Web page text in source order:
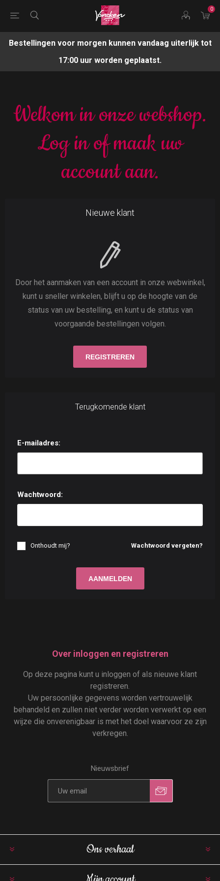
0
Bestellingen voor morgen kunnen vandaag uiterlijk tot
17:00 uur worden geplaatst.
Welkom in onze webshop.
Log in of maak uw
account aan.
Nieuwe klant
Door het aanmaken van een account in onze webwinkel,
kunt u sneller winkelen, blijft u op de hoogte van de
status van uw bestelling, en kunt u de status van
voorgaande bestellingen volgen.
Terugkomende klant
E-mailadres:
Wachtwoord:
Wachtwoord vergeten?
Onthoudt mij?
Over inloggen en registreren
Op deze pagina kunt u inloggen of als nieuwe klant
registreren.
Uw persoonlijke gegevens worden vertrouwelijk
behandeld en zullen niet verder worden verwerkt op een
wijze die onverenigbaar is met het doel waarvoor ze zijn
verkregen.
Nieuwsbrief
Ons verhaal